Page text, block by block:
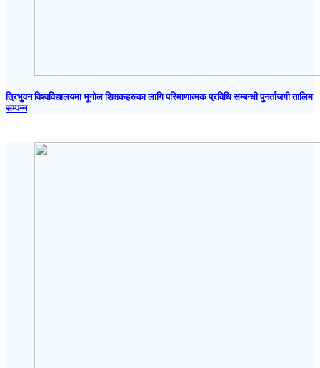
त्रिभुवन विश्वविद्यालयमा भूगोल शिक्षकहरूका लागि परिमाणात्मक प्रविधि सम्बन्धी पुनर्ताजगी तालिम
सम्पन्न